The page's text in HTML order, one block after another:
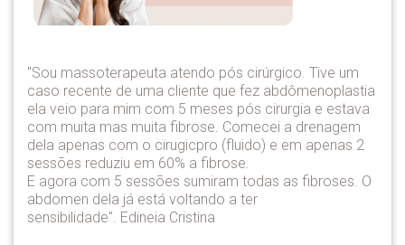
"Sou massoterapeuta atendo pós cirúrgico. Tive um
caso recente de uma cliente que fez abdômenoplastia
ela veio para mim com 5 meses pós cirurgia e estava
com muita mas muita fibrose. Comecei a drenagem
dela apenas com o cirugicpro (fluido) e em apenas 2
sessões reduziu em 60% a fibrose.
E agora com 5 sessões sumiram todas as fibroses. O
abdomen dela já está voltando a ter
sensibilidade". Edineia Cristina